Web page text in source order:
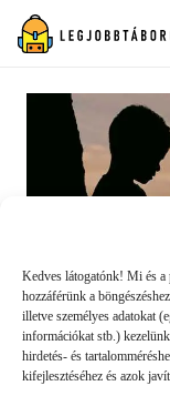
Kedves látogatónk! Mi és
hozzáférünk a
illetve személyes adatokat
információkat stb.)
hirdetés- és
kifejlesztéséhez és azok